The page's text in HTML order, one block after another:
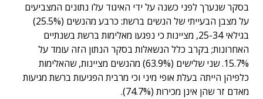
בסקר שנערך לפני כשנה על ידי האיגוד עלו נתונים המצביעים
על מצבן הבעייתי של הנשים ברשת: כרבע מהנשים (25.5%)
בגילאי 25-34, מציינות כי נפגעו מאלימות ברשת בשנתיים
האחרונות; בקרב כלל הנשאלות בסקר הנתון הזה עומד על
15.7%. שני שלישים (63.9%) מהנשים מציינות, שהאלימות
כלפיהן הייתה בעלת אופי מיני וכי מרבית הפגיעות ברשת מגיעות
מאדם זר שהן אינן מכירות (74.7%).